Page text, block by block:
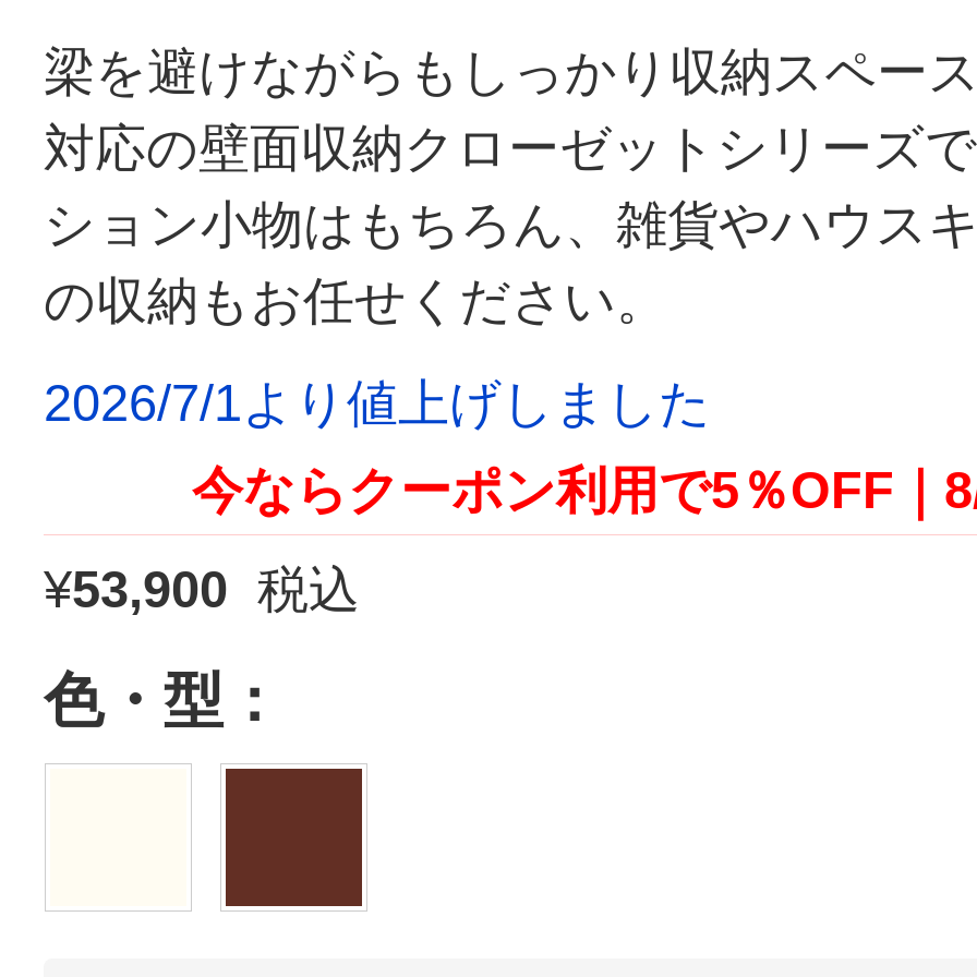
梁を避けながらもしっかり収納スペー
対応の壁面収納クローゼットシリーズ
ション小物はもちろん、雑貨やハウス
の収納もお任せください。
2026/7/1より値上げしました
今ならクーポン利用で5％OFF｜
¥53,900 税込
色・型：